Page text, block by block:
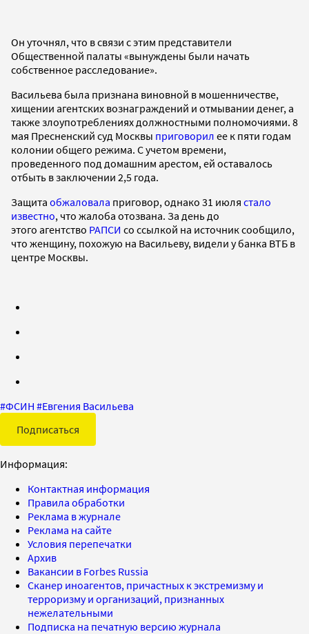
Он уточнял, что в связи с этим представители
Общественной палаты «вынуждены были начать
собственное расследование».
Васильева была признана виновной в мошенничестве,
хищении агентских вознаграждений и отмывании денег, а
также злоупотреблениях должностными полномочиями. 8
мая Пресненский суд Москвы приговорил ее к пяти годам
колонии общего режима. С учетом времени,
проведенного под домашним арестом, ей оставалось
отбыть в заключении 2,5 года.
Защита обжаловала приговор, однако 31 июля стало
известно, что жалоба отозвана. За день до
этого агентство РАПСИ со ссылкой на источник сообщило,
что женщину, похожую на Васильеву, видели у банка ВТБ в
центре Москвы.
#ФСИН #Евгения Васильева
Подписаться
Информация:
Контактная информация
Правила обработки
Реклама в журнале
Реклама на сайте
Условия перепечатки
Архив
Вакансии в Forbes Russia
Сканер иноагентов, причастных к экстремизму и
терроризму и организаций, признанных
нежелательными
Подписка на печатную версию журнала